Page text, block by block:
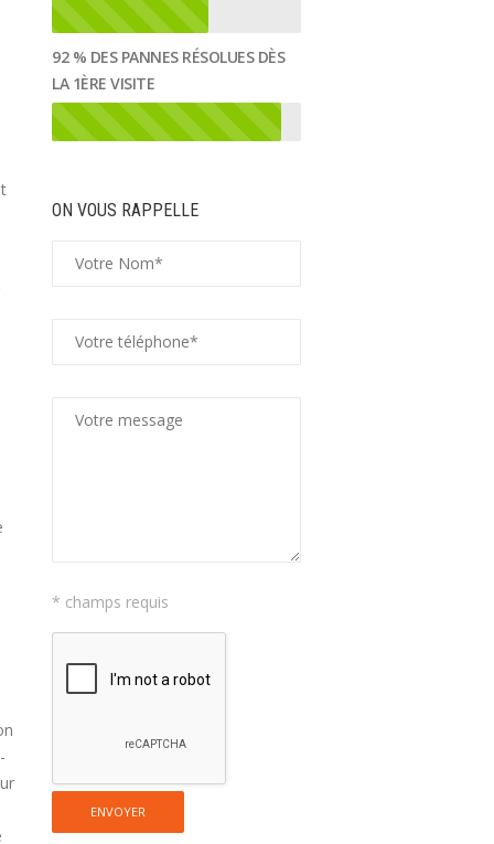
92 % DES PANNES RÉSOLUES DÈS
LA 1ÈRE VISITE
ON VOUS RAPPELLE
* champs requis